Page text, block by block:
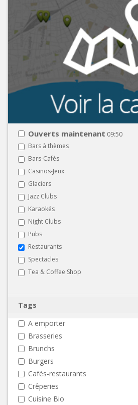
Ouverts maintenant 09:50
Bars à thèmes
Bars-Cafés
Casinos-Jeux
Glaciers
Jazz Clubs
Karaokés
Night Clubs
Pubs
Restaurants
Spectacles
Tea & Coffee Shop
Tags
A emporter
Brasseries
Brunchs
Burgers
Cafés-restaurants
Crêperies
Cuisine Bio